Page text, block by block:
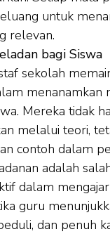
untuk
relevan.
bagi Siswa
sekolah
menanamkan
Mereka tidak
melalui teori,
contoh dalam
adalah
dalam
guru
dan penuh